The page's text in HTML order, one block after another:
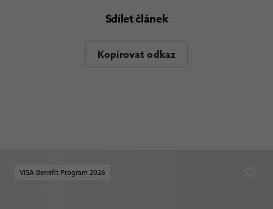
Sdílet článek
Kopírovat odkaz
VISA Benefit Program 2026